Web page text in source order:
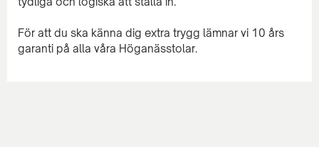
För att du ska känna dig extra trygg lämnar vi 10 års